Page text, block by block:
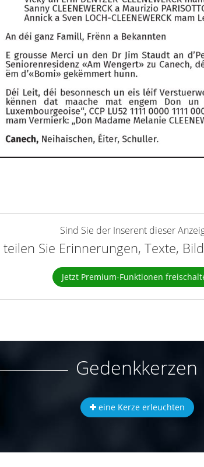
Sind Sie der Inserent dieser
Sie Erinnerungen, Texte,
Jetzt Premium-Funktionen
Gedenkkerzen
eine Kerze erleuchten